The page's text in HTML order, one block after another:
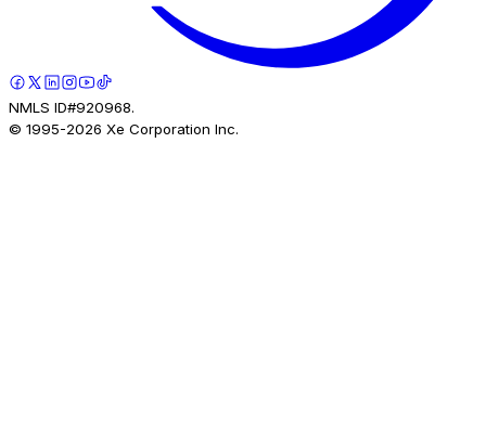
NMLS ID#920968.
© 1995-2026 Xe Corporation Inc.